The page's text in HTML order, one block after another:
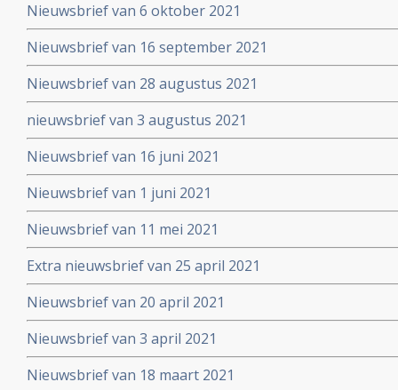
Nieuwsbrief van 6 oktober 2021
Nieuwsbrief van 16 september 2021
Nieuwsbrief van 28 augustus 2021
nieuwsbrief van 3 augustus 2021
Nieuwsbrief van 16 juni 2021
Nieuwsbrief van 1 juni 2021
Nieuwsbrief van 11 mei 2021
Extra nieuwsbrief van 25 april 2021
Nieuwsbrief van 20 april 2021
Nieuwsbrief van 3 april 2021
Nieuwsbrief van 18 maart 2021